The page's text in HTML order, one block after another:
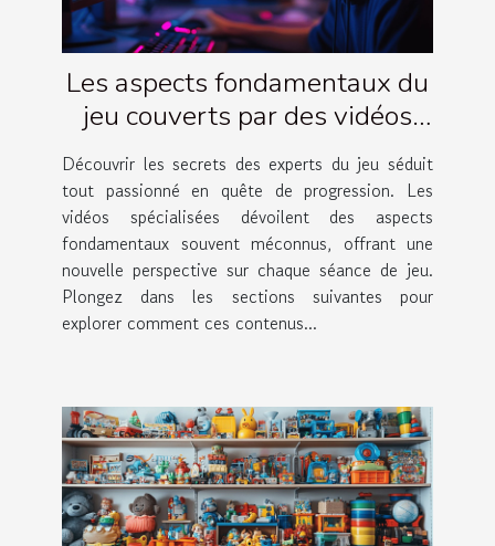
Les aspects fondamentaux du
jeu couverts par des vidéos
d'experts
Découvrir les secrets des experts du jeu séduit
tout passionné en quête de progression. Les
vidéos spécialisées dévoilent des aspects
fondamentaux souvent méconnus, offrant une
nouvelle perspective sur chaque séance de jeu.
Plongez dans les sections suivantes pour
explorer comment ces contenus...